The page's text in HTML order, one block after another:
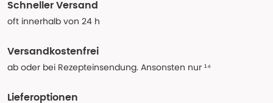
Schneller Versand
oft innerhalb von 24 h
Versandkostenfrei
ab oder bei Rezepteinsendung. Ansonsten nur ¹⁴
Lieferoptionen